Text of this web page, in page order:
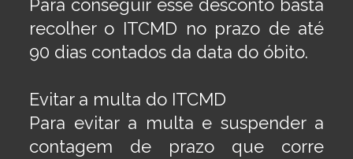
Para conseguir esse desconto basta
recolher o ITCMD no prazo de até
90 dias contados da data do óbito.
​Evitar a multa do ITCMD
Para evitar a multa e suspender a
contagem de prazo que corre